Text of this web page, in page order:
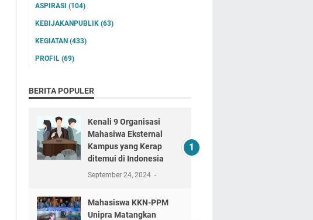
ASPIRASI (104)
KEBIJAKANPUBLIK (63)
KEGIATAN (433)
PROFIL (69)
BERITA POPULER
Kenali 9 Organisasi
Mahasiwa Eksternal
Kampus yang Kerap
ditemui di Indonesia
September 24, 2024
Mahasiswa KKN-PPM
Unipra Matangkan